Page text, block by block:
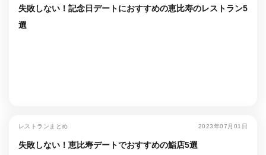
失敗しない！記念日デートにおすすめの恵比寿のレストラン5
選
レストランまとめ 2023年07月01日
失敗しない！恵比寿デートでおすすめの鮨店5選